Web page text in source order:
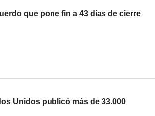
que pone fin a 43 días de cierre
Unidos publicó más de 33.000